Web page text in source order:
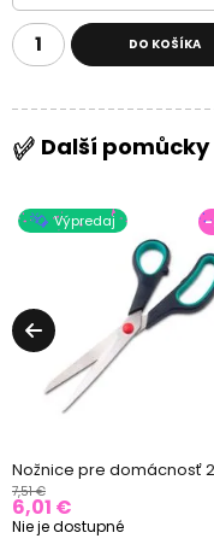
DO KOŠÍKA
Další pomůcky
Výpredaj -
Nožnice pre domácnosť
7,51 €
6,01 €
Nie je dostupné